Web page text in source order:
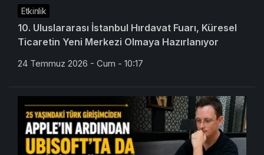
Etkinlik
10. Uluslararası İstanbul Hırdavat Fuarı, Küresel
Ticaretin Yeni Merkezi Olmaya Hazırlanıyor
24 Temmuz 2026 - Cum - 10:17